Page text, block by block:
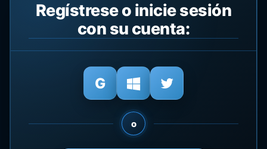
Regístrese o inicie sesión
con su cuenta:
o